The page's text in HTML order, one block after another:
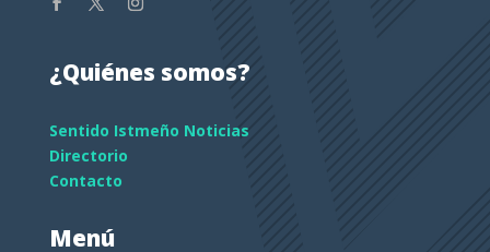
¿Quiénes somos?
Sentido Istmeño Noticias
Directorio
Contacto
Menú